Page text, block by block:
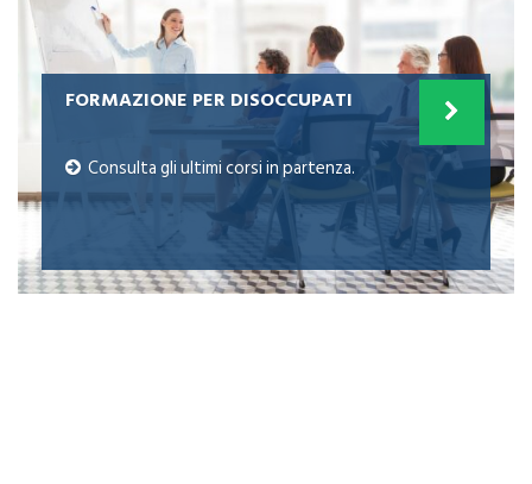
FORMAZIONE PER DISOCCUPATI
Consulta gli ultimi corsi in partenza.